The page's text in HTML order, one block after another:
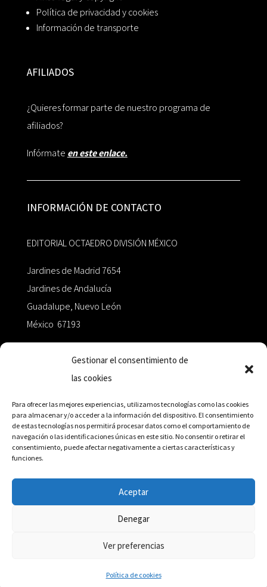
Gestionar el consentimiento de
las cookies
Para ofrecer las mejores experiencias, utilizamos tecnologías como las cookies
para almacenar y/o acceder a la información del dispositivo. El consentimiento
de estas tecnologías nos permitirá procesar datos como el comportamiento de
navegación o las identificaciones únicas en este sitio. No consentir o retirar el
consentimiento, puede afectar negativamente a ciertas características y
funciones.
Aceptar
Denegar
Ver preferencias
Política de cookies
Política de privacidad y cookies
Información de transporte
AFILIADOS
¿Quieres formar parte de nuestro programa de
afiliados?
Infórmate en este enlace.
INFORMACIÓN DE CONTACTO
EDITORIAL OCTAEDRO DIVISIÓN MÉXICO
Jardines de Madrid 7654
Jardines de Andalucía
Guadalupe, Nuevo León
México 67193
+52 811.499.5638
RED DE DISTRIBUCIÓN